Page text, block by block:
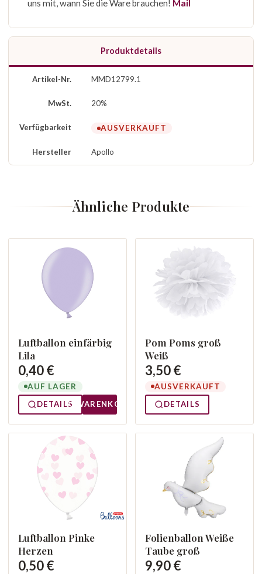
uns mit, wann Sie die Ware brauchen! Mail
Produktdetails
Artikel-Nr. MMD12799.1
MwSt. 20%
Verfügbarkeit AUSVERKAUFT
Hersteller Apollo
Ähnliche Produkte
Luftballon einfärbig
Lila
0,40 €
AUF LAGER
DETAILS
WARENKORB
Pom Poms groß
Weiß
3,50 €
AUSVERKAUFT
DETAILS
Luftballon Pinke
Herzen
0,50 €
Folienballon Weiße
Taube groß
9,90 €